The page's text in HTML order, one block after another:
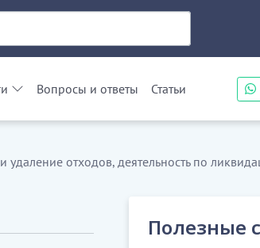
Вопросы и ответы Статьи
отходов, деятельность по
Полезные